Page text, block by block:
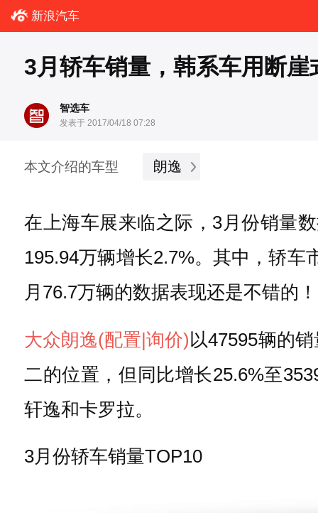
新浪汽车
3月轿车销量，韩系车用断
智选车
发表于 2017/04/18 07:28
本文介绍的车型 朗逸
在上海车展来临之际，3月份销量
195.94万辆增长2.7%。其中，轿
月76.7万辆的数据表现还是不错的！
大众朗逸(配置|询价) 以47595辆的
二的位置，但同比增长25.6%至
轩逸和卡罗拉。
3月份轿车销量TOP10